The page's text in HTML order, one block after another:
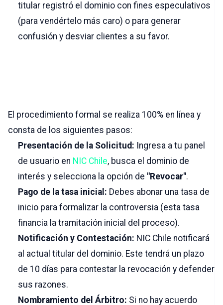
titular registró el dominio con fines especulativos
(para vendértelo más caro) o para generar
confusión y desviar clientes a su favor.
El procedimiento formal se realiza 100% en línea y
consta de los siguientes pasos:
Presentación de la Solicitud: Ingresa a tu panel
de usuario en NIC Chile, busca el dominio de
interés y selecciona la opción de "Revocar".
Pago de la tasa inicial: Debes abonar una tasa de
inicio para formalizar la controversia (esta tasa
financia la tramitación inicial del proceso).
Notificación y Contestación: NIC Chile notificará
al actual titular del dominio. Este tendrá un plazo
de 10 días para contestar la revocación y defender
sus razones.
Nombramiento del Árbitro: Si no hay acuerdo